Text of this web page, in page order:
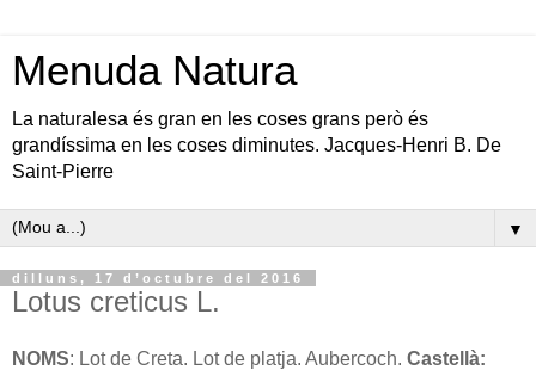
Menuda Natura
La naturalesa és gran en les coses grans però és
grandíssima en les coses diminutes. Jacques-Henri B. De
Saint-Pierre
▼
dilluns, 17 d’octubre del 2016
Lotus creticus L.
NOMS: Lot de Creta. Lot de platja. Aubercoch. Castellà: